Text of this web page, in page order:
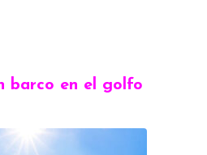
barco en el golfo